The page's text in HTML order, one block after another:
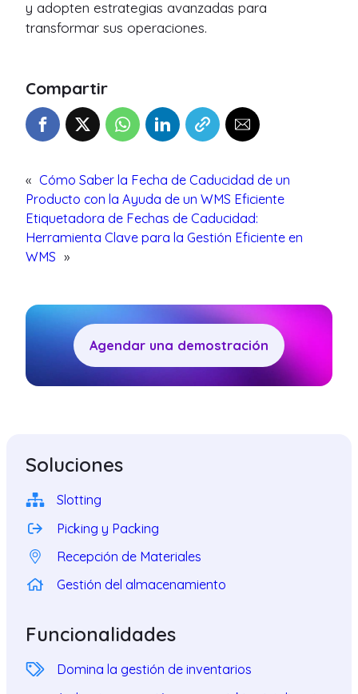
y adopten estrategias avanzadas para
transformar sus operaciones.
Compartir
« Cómo Saber la Fecha de Caducidad de un
Producto con la Ayuda de un WMS Eficiente
Etiquetadora de Fechas de Caducidad:
Herramienta Clave para la Gestión Eficiente en
WMS »
Agendar una demostración
Soluciones
Slotting
Picking y Packing
Recepción de Materiales
Gestión del almacenamiento
Funcionalidades
Domina la gestión de inventarios